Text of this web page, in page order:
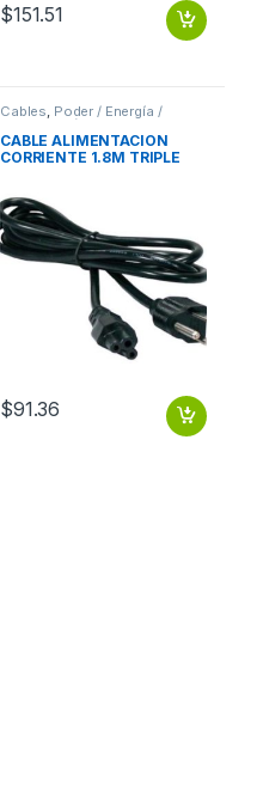
$151.51
Cables Poder / Energía /
Alimentación
CABLE ALIMENTACION
CORRIENTE 1.8M TRIPLE
$91.36